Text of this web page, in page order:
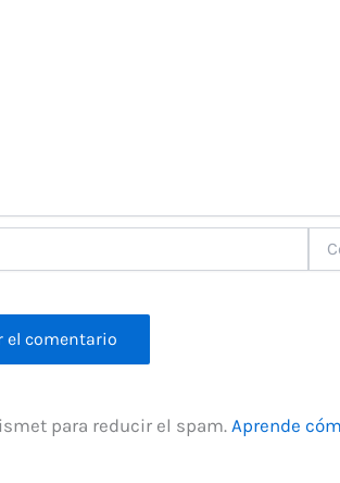
para reducir el spam. Aprende